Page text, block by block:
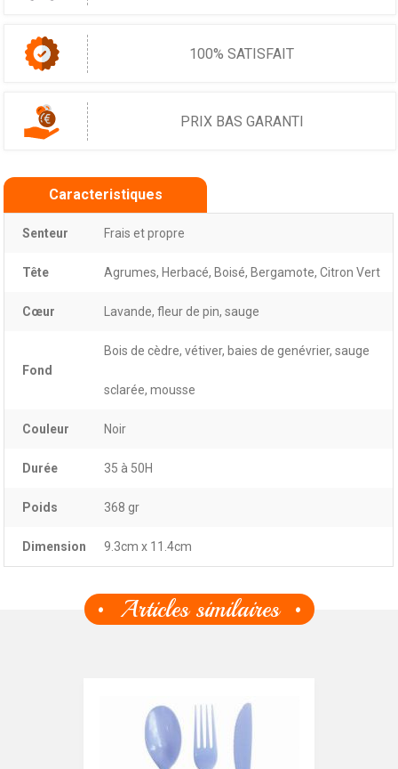
100% SATISFAIT
PRIX BAS GARANTI
Caracteristiques
Senteur Frais et propre
Tête Agrumes, Herbacé, Boisé, Bergamote, Citron Vert
Cœur Lavande, fleur de pin, sauge
Fond
Bois de cèdre, vétiver, baies de genévrier, sauge
sclarée, mousse
Couleur Noir
Durée 35 à 50H
Poids 368 gr
Dimension 9.3cm x 11.4cm
Articles similaires